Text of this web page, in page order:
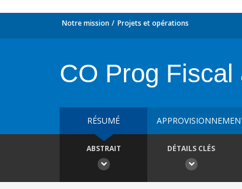
Notre mission Projets et opérations
CO Prog Fiscal
RÉSUMÉ
ABSTRAIT DÉTAILS CLÉS